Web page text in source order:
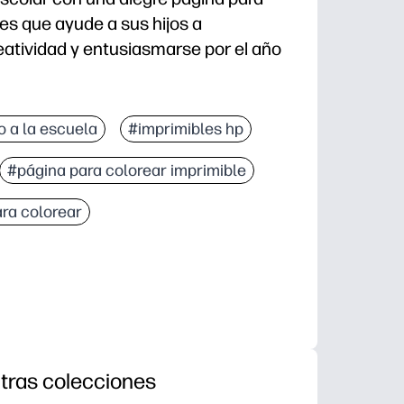
que ayude a sus hijos a
y entusiasmarse por el año
configurarlo, ideal para el aula, después
el divertido arte con temática escolar y los
desarrolla el control de la motricidad fina, la
hogar: puedes usarlo para trabajar por la
a la escuela #imprimibles hp
#página para colorear imprimible
colorear
colecciones